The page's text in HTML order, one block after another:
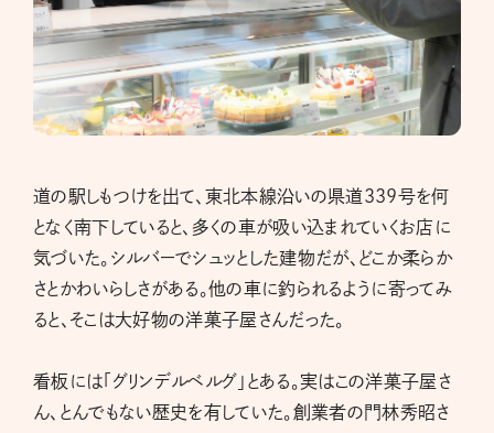
道の駅しもつけを出て、東北本線沿いの県道339号を何
となく南下していると、多くの車が吸い込まれていくお店に
気づいた。シルバーでシュッとした建物だが、どこか柔らか
さとかわいらしさがある。他の車に釣られるように寄ってみ
ると、そこは大好物の洋菓子屋さんだった。
看板には「グリンデルベルグ」とある。実はこの洋菓子屋さ
ん、とんでもない歴史を有していた。創業者の門林秀昭さ